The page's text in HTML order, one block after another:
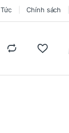
Chính sách